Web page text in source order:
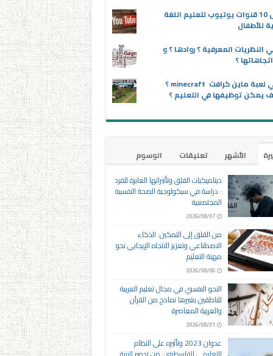
أفضل 10 قنوات يوتيوب لتعليم اللغة
للأطفال
النظريات المعرفية ؟ روادها ؟ و
؟
ماهي لعبة ماين كرافت minecraft ؟
يمكن توظيفها في التعليم ؟
الأشهر تعليقات
الوسوم
ديناميكيات القلق وتأثيراتها العابرة للفرد
: دراسة في سيكولوجية الصحة النفسية
المجتمعية
2026/08/07
من القلق إلى التمكين: الذكاء
الاصطناعي وتعزيز الاتجاه الإيجابي نحو
مهنة التعليم
2026/08/06
النحو النفسي في مجال تعليم العربية
للناطقين بغيرها نماذج من القرآن
والعربية المعاصرة
2026/08/01
عدوان 2023 وتأثيره على النظام